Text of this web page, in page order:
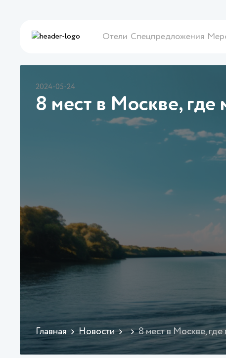
Отели Спецпредложения
2024-05-24
8 мест в Москве, где
Главная Новости 8 мест в Москве, где